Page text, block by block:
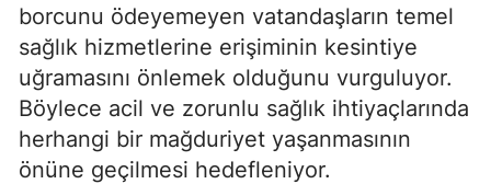
borcunu ödeyemeyen vatandaşların temel
sağlık hizmetlerine erişiminin kesintiye
uğramasını önlemek olduğunu vurguluyor.
Böylece acil ve zorunlu sağlık ihtiyaçlarında
herhangi bir mağduriyet yaşanmasının
önüne geçilmesi hedefleniyor.